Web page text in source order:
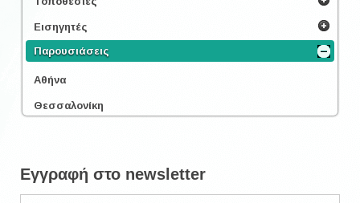
Εισηγητές
Παρουσιάσεις
Αθήνα
Θεσσαλονίκη
Εγγραφή στο newsletter